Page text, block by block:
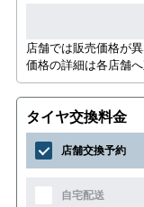
店舗では販売価格が異
価格の詳細は各店舗
タイヤ交換料金
店舗交換予約
自宅配送